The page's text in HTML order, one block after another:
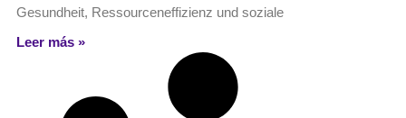
Gesundheit, Ressourceneffizienz und soziale
Leer más »